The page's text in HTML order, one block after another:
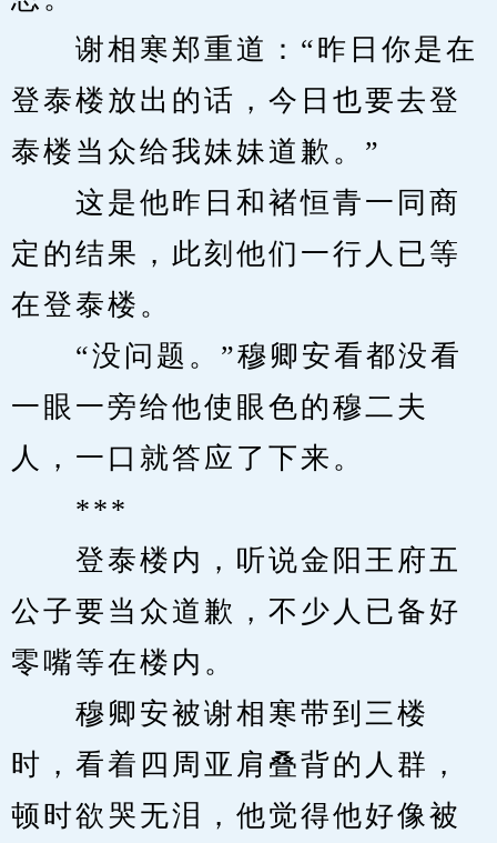
谢相寒郑重道：“昨日你是在
登泰楼放出的话，今日也要去登
泰楼当众给我妹妹道歉。”
这是他昨日和褚恒青一同商
定的结果，此刻他们一行人已等
在登泰楼。
“没问题。”穆卿安看都没看
一眼一旁给他使眼色的穆二夫
人，一口就答应了下来。
***
登泰楼内，听说金阳王府五
公子要当众道歉，不少人已备好
零嘴等在楼内。
穆卿安被谢相寒带到三楼
时，看着四周亚肩叠背的人群，
顿时欲哭无泪，他觉得他好像被